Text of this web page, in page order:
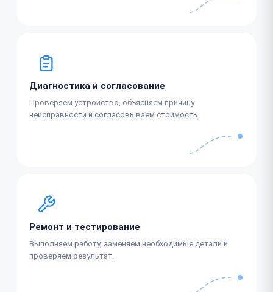
Диагностика и согласование
Проверяем устройство, объясняем причину
неисправности и согласовываем стоимость.
Ремонт и тестирование
Выполняем работу, заменяем необходимые детали и
проверяем результат.